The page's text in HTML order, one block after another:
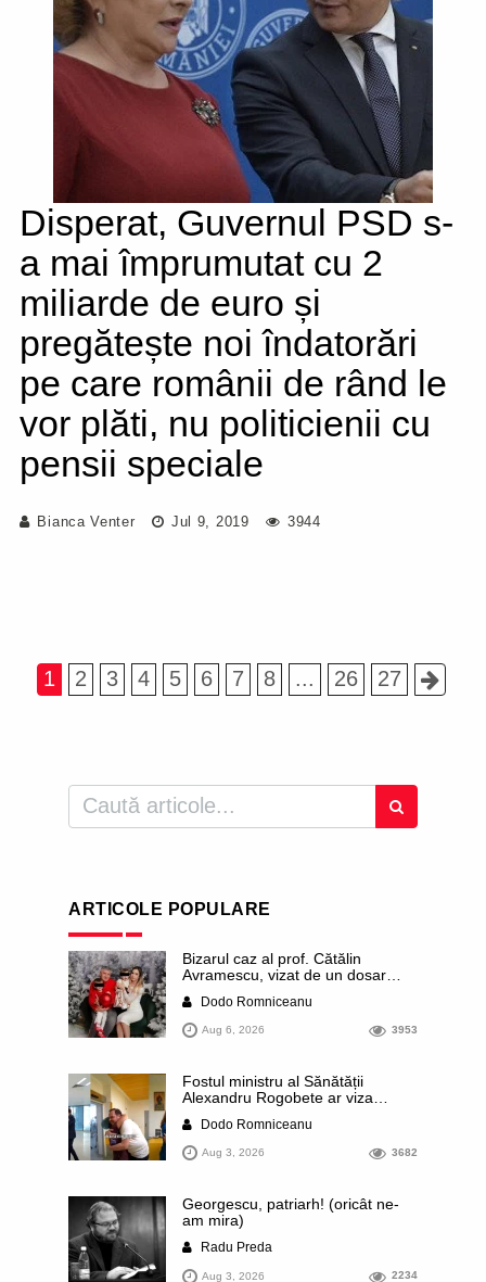
Disperat, Guvernul PSD s-
a mai împrumutat cu 2
miliarde de euro și
pregătește noi îndatorări
pe care românii de rând le
vor plăti, nu politicienii cu
pensii speciale
Bianca Venter Jul 9, 2019 3944
1 2 3 4 5 6 7 8 ... 26 27
ARTICOLE POPULARE
Bizarul caz al prof. Cătălin
Avramescu, vizat de un dosar
infantilă”. Miroase a execuție
stalinistă. Cea mai imundă parte a
presei publică inclusiv documente
dezvăluite date ultra-personale
ale profesorului, inclusiv
diagnostice și tratamente
Dodo Romniceanu
Aug 6, 2026 3953
Fostul ministru al Sănătății
Alexandru Rogobete ar viza
al orașului Timișoara. Pesedistul
publică imagini demne de Coreea
de Nord cu femei din Timișoara
Dodo Romniceanu
Aug 3, 2026 3682
Georgescu, patriarh! (oricât ne-
am mira)
Radu Preda
Aug 3, 2026 2234